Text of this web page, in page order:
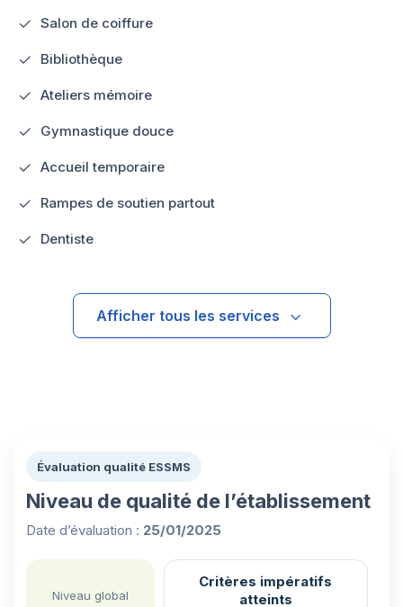
Salon de coiffure
Bibliothèque
Ateliers mémoire
Gymnastique douce
Accueil temporaire
Rampes de soutien partout
Dentiste
Afficher tous les services
Évaluation qualité ESSMS
Niveau de qualité de l’établissement
Date d’évaluation : 25/01/2025
Niveau global
Critères impératifs
atteints